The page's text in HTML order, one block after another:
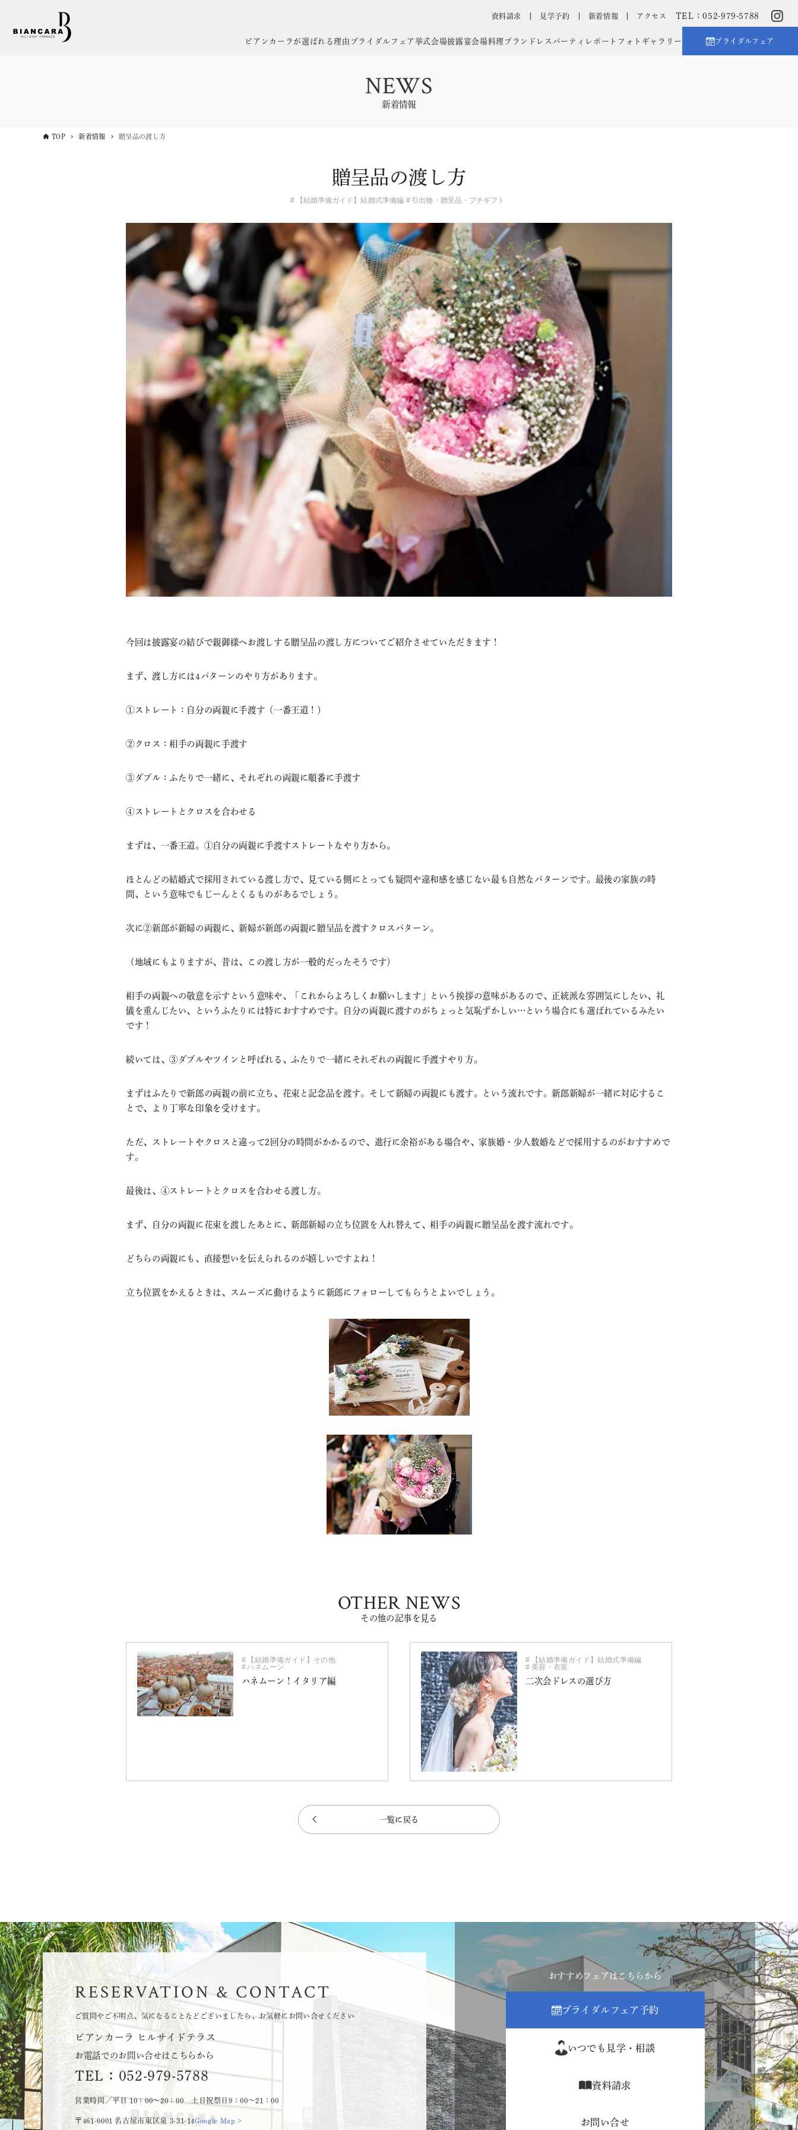
資料請求 見学予約 新着情報 アクセス TEL：052-979-5788
ビアンカーラが選ばれる理由 ブライダルフェア挙式会場披露宴会場料理 プラン ドレス パーティレポート フォトギャラリー ブライダルフェア
NEWS
新着情報
TOP 新着情報 贈呈品の渡し方
贈呈品の渡し方
【結婚準備ガイド】結婚式準備編 引出物・贈呈品・プチギフト
今回は披露宴の結びで親御様へお渡しする贈呈品の渡し方についてご紹介させていただきます！
まず、渡し方には4パターンのやり方があります。
①ストレート：自分の両親に手渡す（一番王道！）
②クロス：相手の両親に手渡す
③ダブル：ふたりで一緒に、それぞれの両親に順番に手渡す
④ストレートとクロスを合わせる
まずは、一番王道。①自分の両親に手渡すストレートなやり方から。
ほとんどの結婚式で採用されている渡し方で、見ている側にとっても疑問や違和感を感じない最も自然なパターンです。最後の家族の時
間、という意味でもじーんとくるものがあるでしょう。
次に②新郎が新婦の両親に、新婦が新郎の両親に贈呈品を渡すクロスパターン。
（地域にもよりますが、昔は、この渡し方が一般的だったそうです）
相手の両親への敬意を示すという意味や、「これからよろしくお願いします」という挨拶の意味があるので、正統派な雰囲気にしたい、礼
儀を重んじたい、というふたりには特におすすめです。自分の両親に渡すのがちょっと気恥ずかしい…という場合にも選ばれているみたい
です！
続いては、③ダブルやツインと呼ばれる、ふたりで一緒にそれぞれの両親に手渡すやり方。
まずはふたりで新郎の両親の前に立ち、花束と記念品を渡す。そして新婦の両親にも渡す。という流れです。新郎新婦が一緒に対応するこ
とで、より丁寧な印象を受けます。
ただ、ストレートやクロスと違って2回分の時間がかかるので、進行に余裕がある場合や、家族婚・少人数婚などで採用するのがおすすめで
す。
最後は、④ストレートとクロスを合わせる渡し方。
まず、自分の両親に花束を渡したあとに、新郎新婦の立ち位置を入れ替えて、相手の両親に贈呈品を渡す流れです。
どちらの両親にも、直接想いを伝えられるのが嬉しいですよね！
立ち位置をかえるときは、スムーズに動けるように新郎にフォローしてもらうとよいでしょう。
OTHER NEWS
その他の記事を見る
【結婚準備ガイド】その他
ハネムーン
ハネムーン！イタリア編
【結婚準備ガイド】結婚式準備編
美容・衣装
二次会ドレスの選び方
一覧に戻る
RESERVATION & CONTACT
ご質問やご不明点、気になることなどございましたら、お気軽にお問い合せください
ビアンカーラ ヒルサイドテラス
お電話でのお問い合せはこちらから
TEL：052-979-5788
営業時間／平日 10：00～20：00 土日祝祭日9：00～21：00
〒461-0001 名古屋市東区泉 3-31-14Google Map >
おすすめフェアはこちらから
ブライダルフェア予約
いつでも見学・相談
資料請求
お問い合せ